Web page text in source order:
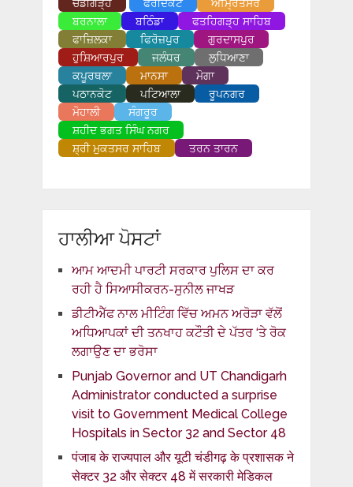
ਚੰਡੀਗੜ੍ਹ ਫਰੀਦਕੋਟ
ਅੰਮ੍ਰਿਤਸਰ
ਬਰਨਾਲਾ
ਬਠਿੰਡਾ
ਫਤਹਿਗੜ੍ਹ ਸਾਹਿਬ
ਫਾਜ਼ਿਲਕਾ
ਫਿਰੋਜ਼ਪੁਰ
ਗੁਰਦਾਸਪੁਰ
ਹੁਸ਼ਿਆਰਪੁਰ
ਜਲੰਧਰ
ਲੁਧਿਆਣਾ
ਕਪੂਰਥਲਾ
ਮਾਨਸਾ
ਮੋਗਾ
ਪਠਾਨਕੋਟ
ਪਟਿਆਲਾ
ਰੂਪਨਗਰ
ਮੋਹਾਲੀ
ਸੰਗਰੂਰ
ਸ਼ਹੀਦ ਭਗਤ ਸਿੰਘ ਨਗਰ
ਸ਼੍ਰੀ ਮੁਕਤਸਰ ਸਾਹਿਬ
ਤਰਨ ਤਾਰਨ
ਹਾਲੀਆ ਪੋਸਟਾਂ
ਆਮ ਆਦਮੀ ਪਾਰਟੀ ਸਰਕਾਰ ਪੁਲਿਸ ਦਾ ਕਰ
ਰਹੀ ਹੈ ਸਿਆਸੀਕਰਨ-ਸੁਨੀਲ ਜਾਖੜ
ਡੀਟੀਐੱਫ ਨਾਲ ਮੀਟਿੰਗ ਵਿੱਚ ਅਮਨ ਅਰੋੜਾ ਵੱਲੋਂ
ਅਧਿਆਪਕਾਂ ਦੀ ਤਨਖਾਹ ਕਟੌਤੀ ਦੇ ਪੱਤਰ ‘ਤੇ ਰੋਕ
ਲਗਾਉਣ ਦਾ ਭਰੋਸਾ
Punjab Governor and UT Chandigarh
Administrator conducted a surprise
visit to Government Medical College
Hospitals in Sector 32 and Sector 48
पंजाब के राज्यपाल और यूटी चंडीगढ़ के प्रशासक ने
सेक्टर 32 और सेक्टर 48 में सरकारी मेडिकल